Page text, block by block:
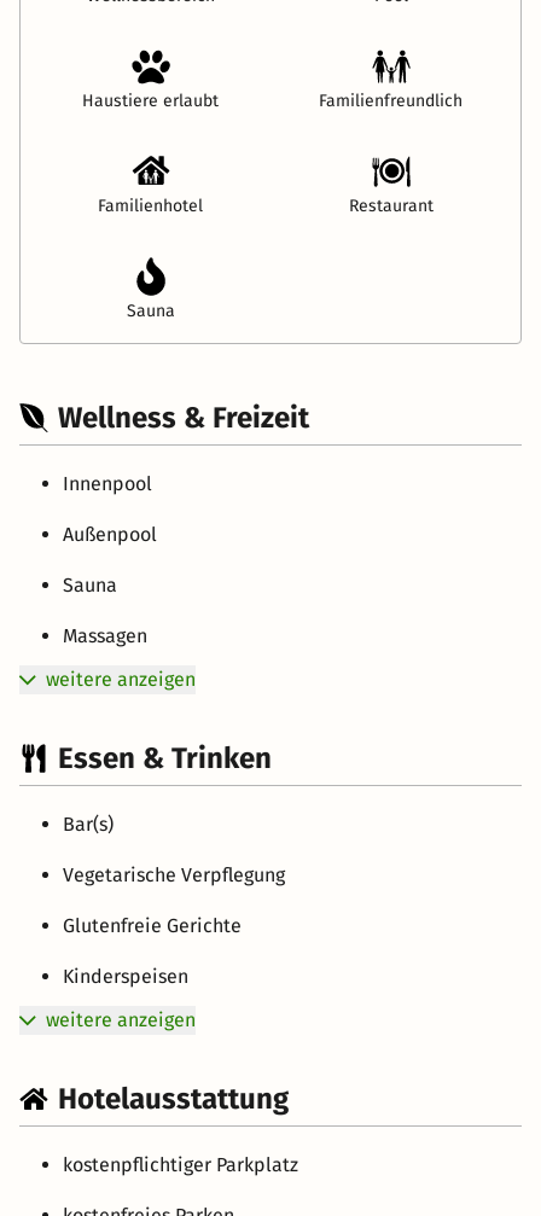
Haustiere erlaubt Familienfreundlich
Familienhotel Restaurant
Sauna
Wellness & Freizeit
Innenpool
Außenpool
Sauna
Massagen
weitere anzeigen
Essen & Trinken
Bar(s)
Vegetarische Verpflegung
Glutenfreie Gerichte
Kinderspeisen
weitere anzeigen
Hotelausstattung
kostenpflichtiger Parkplatz